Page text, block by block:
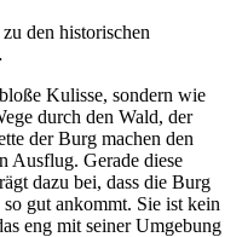
den historischen
Kulisse, sondern wie
durch den Wald, der
der Burg machen den
Ausflug. Gerade diese
dazu bei, dass die Burg
gut ankommt. Sie ist kein
eng mit seiner Umgebung